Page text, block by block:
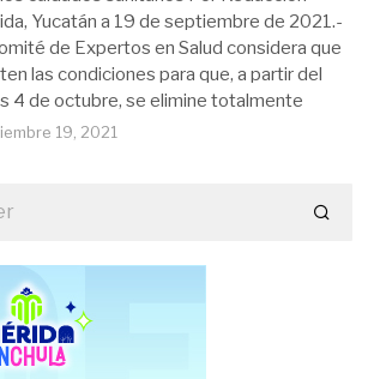
Yucatán a 19 de septiembre de 2021.-
de Expertos en Salud considera que
las condiciones para que, a partir del
4 de octubre, se elimine totalmente
19, 2021